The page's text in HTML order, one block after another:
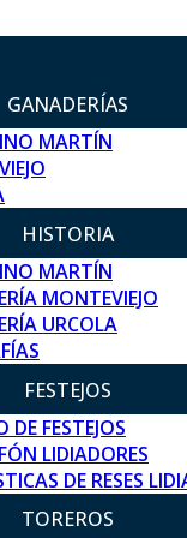
GANADERÍAS
MARTÍN
HISTORIA
MARTÍN
MONTEVIEJO
URCOLA
FESTEJOS
DE FESTEJOS
LIDIADORES
DE RESES
TOREROS